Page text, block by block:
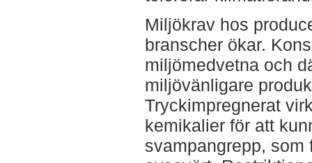
Miljökrav hos
branscher ökar.
miljömedvetna och
miljövänligare
Tryckimpregnerat
kemikalier för att
svampangrepp,